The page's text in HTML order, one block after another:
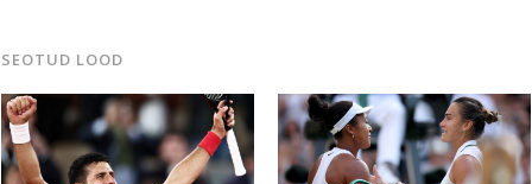
SEOTUD LOOD